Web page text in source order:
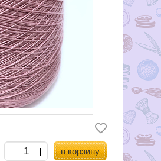
в корзину